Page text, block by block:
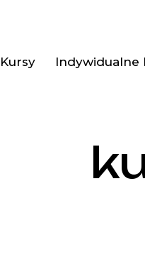
Kursy Indywidualne